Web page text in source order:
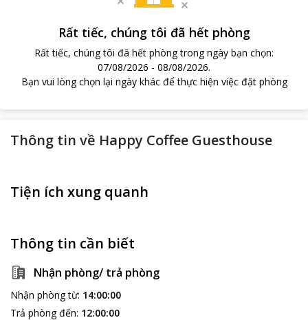
Rất tiếc, chúng tôi đã hết phòng
Rất tiếc, chúng tôi đã hết phòng trong ngày bạn chọn:
07/08/2026 - 08/08/2026.
Bạn vui lòng chọn lại ngày khác để thực hiện việc đặt phòng
Thông tin về Happy Coffee Guesthouse
Tiện ích xung quanh
Thông tin cần biết
Nhận phòng/ trả phòng
Nhận phòng từ: 14:00:00
Trả phòng đến: 12:00:00